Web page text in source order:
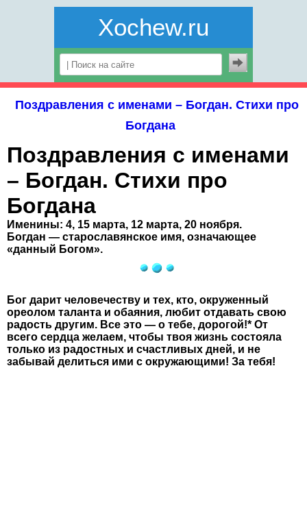
Xochew.ru
Поздравления с именами – Богдан. Стихи про
Богдана
Поздравления с именами
– Богдан. Стихи про
Богдана
Именины: 4, 15 марта, 12 марта, 20 ноября.
Богдан — старославянское имя, означающее
«данный Богом».
Бог дарит человечеству и тех, кто, окруженный
ореолом таланта и обаяния, любит отдавать свою
радость другим. Все это — о тебе, дорогой!* От
всего сердца желаем, чтобы твоя жизнь состояла
только из радостных и счастливых дней, и не
забывай делиться ими с окружающими! За тебя!